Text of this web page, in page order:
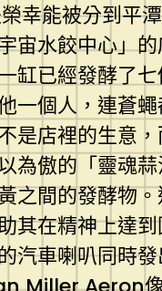
幸能被分到平
宙水餃中心」
缸已經發酵了
一個人，連蒼
是店裡的生意
為傲的「靈魂
之間的發酵物
在精神上達
汽車喇叭同